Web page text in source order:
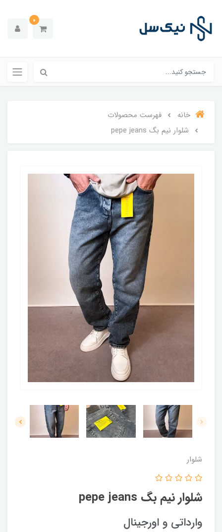
0
خانه
فهرست محصولات
شلوار نیم بگ pepe jeans
شلوار
شلوار نیم بگ pepe jeans
وارداتی و اورجینال